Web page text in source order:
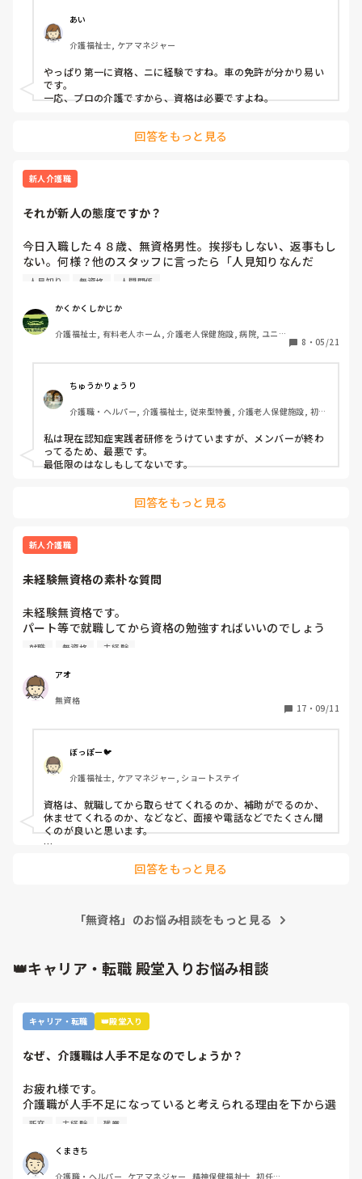
あい
介護福祉士, ケアマネジャー
やっぱり第一に資格、ニに経験ですね。車の免許が分かり易い
です。
一応、プロの介護ですから、資格は必要ですよね。
回答をもっと見る
新人介護職
それが新人の態度ですか？
今日入職した４８歳、無資格男性。挨拶もしない、返事もし
ない。何様？他のスタッフに言ったら「人見知りなんだ
よ」、、、、はい？？？今日入職したんですよね？態度は御
人見知り 無資格 人間関係
かくかくしかじか
介護福祉士, 有料老人ホーム, 介護老人保健施設, 病院, ユニッ
8 ・ 05/21
ちゅうかりょうり
介護職・ヘルパー, 介護福祉士, 従来型特養, 介護老人保健施設, 初任
私は現在認知症実践者研修をうけていますが、メンバーが終わ
ってるため、最悪です。
最低限のはなしもしてないです。
回答をもっと見る
新人介護職
未経験無資格の素朴な質問
未経験無資格です。
パート等で就職してから資格の勉強すればいいのでしょう
か？
あと、噂話なのかもしれませんが、触られたりする事は、よ
くありみんな我慢しているって聞いたのですが
本当ですか？
就職 無資格 未経験
アオ
無資格
17 ・ 09/11
ぼっぽー🐦
介護福祉士, ケアマネジャー, ショートステイ
資格は、就職してから取らせてくれるのか、補助がでるのか、
休ませてくれるのか、などなど、面接や電話などでたくさん聞
くのが良いと思います。
いかも分かりませんから、勤め始めてからで全然大丈夫だと思
みたいな社会人の基本みたいなところが、肝心な業界です。
なら言わないというだけであって…。
「やめてください」と毅然とした態度で伝え、同僚や上司に情
回答をもっと見る
「無資格」のお悩み相談をもっと見る
👑キャリア・転職 殿堂入りお悩み相談
キャリア・転職 👑殿堂入り
なぜ、介護職は人手不足なのでしょうか？
お疲れ様です。
介護職が人手不足になっていると考えられる理由を下から選
んで下さい
②利用者に叩かれるなど危険があるから。
③他業種に転職できるスキルがつかなさそうだから。
新卒 未経験 残業
くまきち
介護職・ヘルパー, ケアマネジャー, 精神保健福祉士, 初任者